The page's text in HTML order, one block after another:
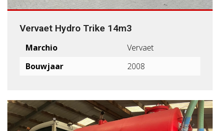
Vervaet Hydro Trike 14m3
Marchio
Vervaet
Bouwjaar
2008